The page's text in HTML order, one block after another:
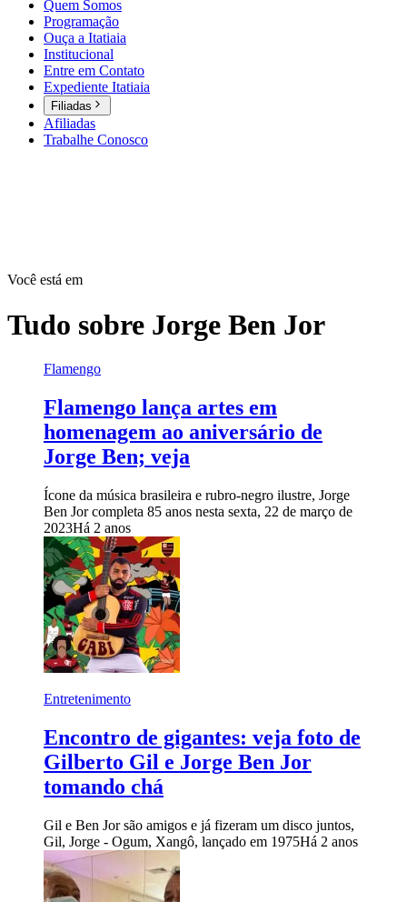
Quem Somos
Programação
Ouça a Itatiaia
Institucional
Entre em Contato
Expediente Itatiaia
Filiadas
Afiliadas
Trabalhe Conosco
Você está em
Tudo sobre Jorge Ben Jor
Flamengo
Flamengo lança artes em
homenagem ao aniversário de
Jorge Ben; veja
Ícone da música brasileira e rubro-negro ilustre, Jorge
Ben Jor completa 85 anos nesta sexta, 22 de março de
2023Há 2 anos
Entretenimento
Encontro de gigantes: veja foto de
Gilberto Gil e Jorge Ben Jor
tomando chá
Gil e Ben Jor são amigos e já fizeram um disco juntos,
Gil, Jorge - Ogum, Xangô, lançado em 1975Há 2 anos